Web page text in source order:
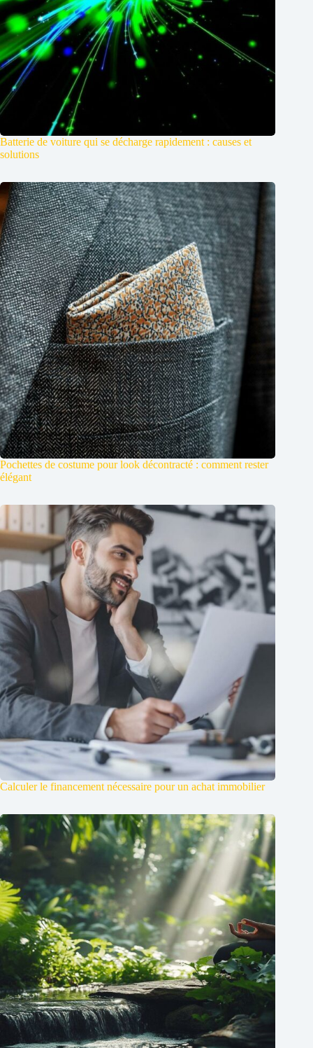
Batterie de voiture qui se décharge rapidement : causes et
solutions
Pochettes de costume pour look décontracté : comment rester
élégant
Calculer le financement nécessaire pour un achat immobilier